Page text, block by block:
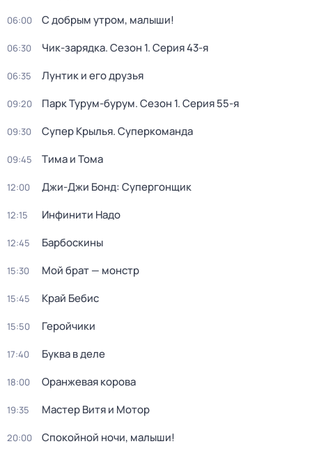
06:00 С добрым утром, малыши!
06:30 Чик-зарядка. Сезон 1. Серия 43-я
06:35 Лунтик и его друзья
09:20 Парк Турум-бурум. Сезон 1. Серия 55-я
09:30 Супер Крылья. Суперкоманда
09:45 Тима и Тома
12:00 Джи-Джи Бонд: Супергонщик
12:15 Инфинити Надо
12:45 Барбоскины
15:30 Мой брат — монстр
15:45 Край Бебис
15:50 Геройчики
17:40 Буква в деле
18:00 Оранжевая корова
19:35 Мастер Витя и Мотор
20:00 Спокойной ночи, малыши!